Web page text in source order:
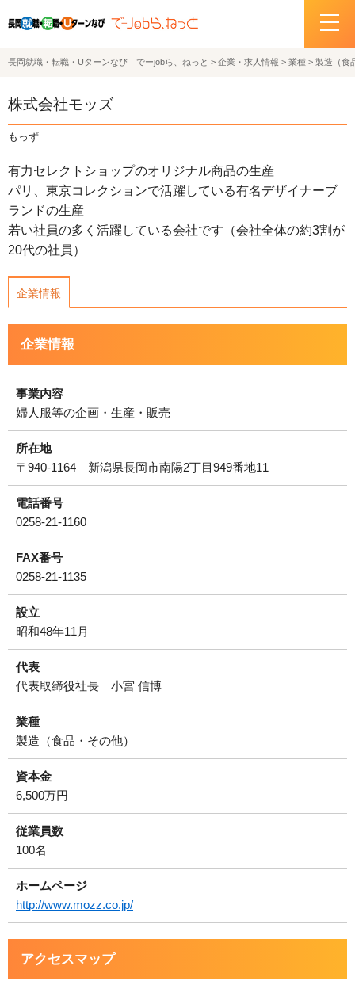
ホーム
イベント情報
サポートデスクの紹介
お問い合わせ
プライバシーポリシー
サイトマップ
長岡就職・転職・Uターンなび｜でーjobら、ねっと > 企業・求人情報 > 業種 > 製造（食
株式会社モッズ
もっず
有力セレクトショップのオリジナル商品の生産
パリ、東京コレクションで活躍している有名デザイナーブ
ランドの生産
若い社員の多く活躍している会社です（会社全体の約3割が
20代の社員）
企業情報
企業情報
事業内容
婦人服等の企画・生産・販売
所在地
〒940-1164 新潟県長岡市南陽2丁目949番地11
電話番号
0258-21-1160
FAX番号
0258-21-1135
設立
昭和48年11月
代表
代表取締役社長 小宮 信博
業種
製造（食品・その他）
資本金
6,500万円
従業員数
100名
ホームページ
http://www.mozz.co.jp/
アクセスマップ